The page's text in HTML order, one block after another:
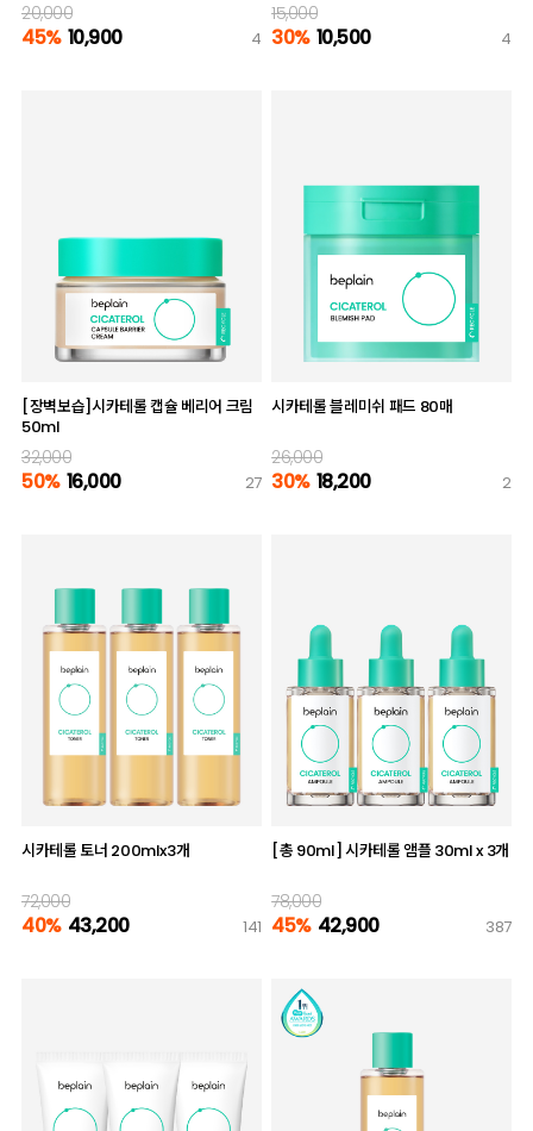
20,000
45% 10,900 4
15,000
30% 10,500 4
[장벽보습]시카테롤 캡슐 베리어 크림
50ml
32,000
50% 16,000 27
시카테롤 블레미쉬 패드 80매
26,000
30% 18,200 2
시카테롤 토너 200mlx3개
72,000
40% 43,200 141
[총 90ml] 시카테롤 앰플 30ml x 3개
78,000
45% 42,900 387